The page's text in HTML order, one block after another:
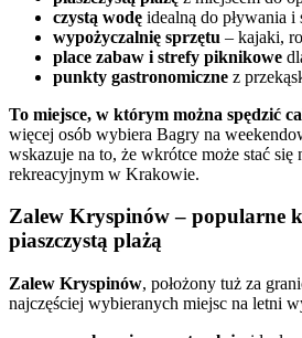
czystą wodę idealną do pływania
wypożyczalnię sprzętu – kajaki,
place zabaw i strefy piknikowe
punkty gastronomiczne z
To miejsce, w którym można spędzić
więcej osób wybiera Bagry na
wskazuje na to, że wkrótce może stać
rekreacyjnym w Krakowie.
Zalew Kryspinów – popularne
piaszczystą plażą
Zalew Kryspinów, położony tuż za
najczęściej wybieranych miejsc na letni